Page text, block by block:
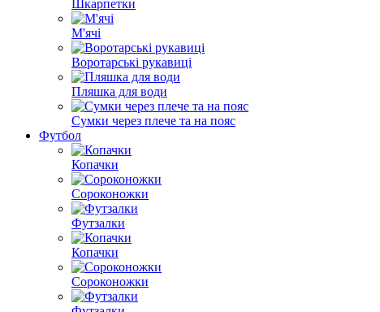
Шкарпетки
М'ячі
Воротарські рукавиці
Пляшка для води
Сумки через плече та на пояс
Футбол
Копачки
Сороконожки
Футзалки
Копачки
Сороконожки